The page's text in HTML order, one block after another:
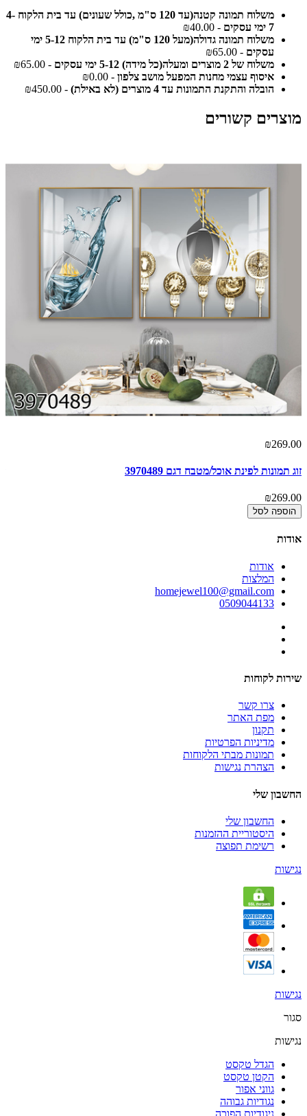
משלוח תמונה קטנה(עד 120 ס"מ ,כולל שעונים) עד בית הלקוח 4-
7 ימי עסקים
- ₪40.00
משלוח תמונה גדולה(מעל 120 ס"מ) עד בית הלקוח 5-12 ימי
עסקים - ₪65.00
משלוח של 2 מוצרים ומעלה(כל מידה) 5-12 ימי עסקים
- ₪65.00
איסוף עצמי מחנות המפעל מושב צלפון - ₪0.00
הובלה והתקנת התמונות עד 4 מוצרים (לא באילת)
- ₪450.00
מוצרים קשורים
₪269.00
זוג תמונות לפינת אוכל/מטבח דגם 3970489
₪269.00
הוספה לסל
אודות
אודות
המלצות
homejewel100@gmail.com
0509044133
שירות לקוחות
צרו קשר
מפת האתר
תקנון
מדיניות הפרטיות
תמונות מבתי הלקוחות
הצהרת נגישות
החשבון שלי
החשבון שלי
היסטוריית ההזמנות
רשימת תפוצה
נגישות
נגישות
סגור
נגישות
הגדל טקסט
הקטן טקסט
גווני אפור
נגודיות גבוהה
ניגודיות הפוכה